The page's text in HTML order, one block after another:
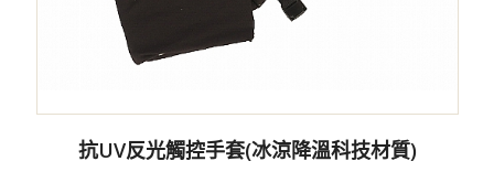
抗UV反光觸控手套(冰涼降溫科技材質)